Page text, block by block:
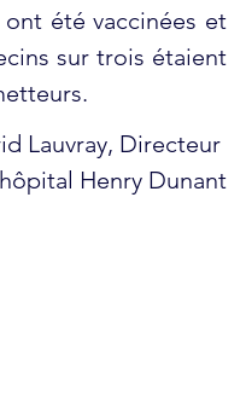
ont été vaccinées et
sur trois étaient
Lauvray, Directeur
Henry Dunant